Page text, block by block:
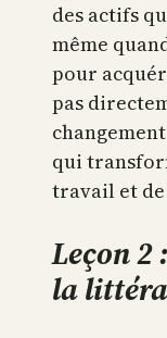
des actifs
même
pour
pas
qui
travail et
Leçon 2
la